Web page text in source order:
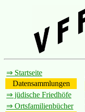
⇒ Startseite
Datensammlungen
⇒ jüdische Friedhöfe
⇒ Ortsfamilienbücher